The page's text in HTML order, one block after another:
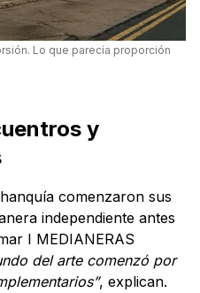
Lo que parecía proporción
y
comenzaron sus
independiente antes
I MEDIANERAS
del arte comenzó por
, explican.